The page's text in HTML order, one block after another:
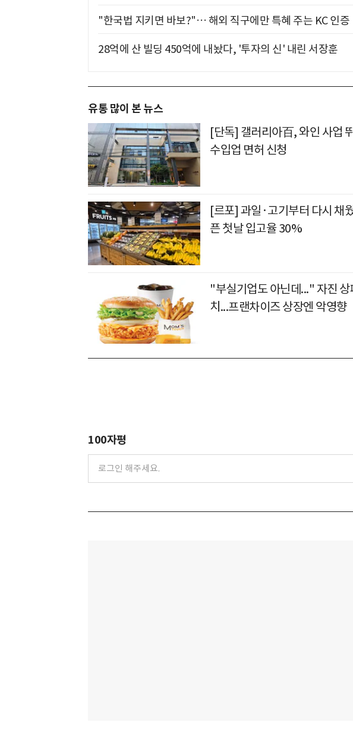
"한국법 지키면 바보?"… 해외 직구에만 특혜 주는 KC 인증
28억에 산 빌딩 450억에 내놨다, '투자의 신' 내린 서장훈
유통 많이 본 뉴스
[단독] 갤러리아百, 와인 사업
수입업 면허 신청
[르포] 과일·고기부터 다시 채
픈 첫날 입고율 30%
"부실기업도 아닌데..." 자진
치...프랜차이즈 상장엔 악영향
100자평